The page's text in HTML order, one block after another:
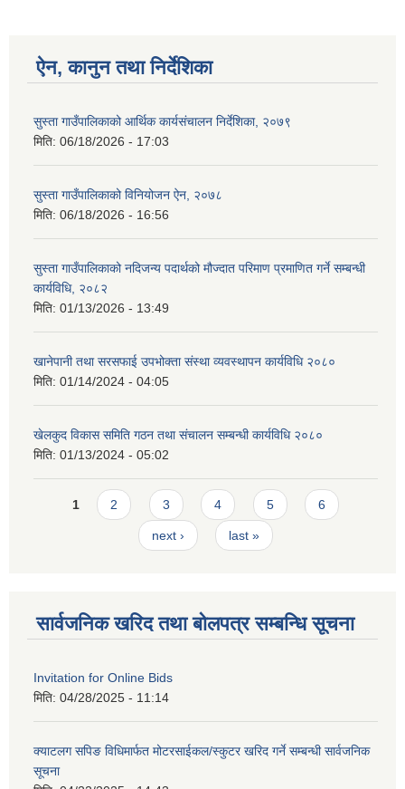
ऐन, कानुन तथा निर्देशिका
सुस्ता गाउँपालिकाको आर्थिक कार्यसंचालन निर्देशिका, २०७९
मिति: 06/18/2026 - 17:03
सुस्ता गाउँपालिकाको विनियोजन ऐन, २०७८
मिति: 06/18/2026 - 16:56
सुस्ता गाउँपालिकाको नदिजन्य पदार्थको मौज्दात परिमाण प्रमाणित गर्ने सम्बन्धी
कार्यविधि, २०८२
मिति: 01/13/2026 - 13:49
खानेपानी तथा सरसफाई उपभोक्ता संस्था व्यवस्थापन कार्यविधि २०८०
मिति: 01/14/2024 - 04:05
खेलकुद विकास समिति गठन तथा संचालन सम्बन्धी कार्यविधि २०८०
मिति: 01/13/2024 - 05:02
Pages
1 2 3 4 5 6
next › last »
सार्वजनिक खरिद तथा बोलपत्र सम्बन्धि सूचना
Invitation for Online Bids
मिति: 04/28/2025 - 11:14
क्याटलग सपिङ विधिमार्फत मोटरसाईकल/स्कुटर खरिद गर्ने सम्बन्धी सार्वजनिक
सूचना